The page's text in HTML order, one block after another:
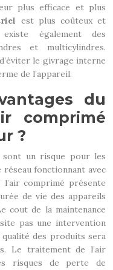
plus efficace et plus
est plus coûteux et
également des
et multicylindres.
le givrage interne
de l’appareil.
du
comprimé
?
sont un risque pour les
fonctionnant avec
comprimé présente
de vie des appareils
cout de la maintenance
pas une intervention
qualité des produits sera
Le traitement de l’air
risques de perte de